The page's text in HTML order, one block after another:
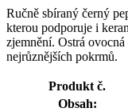
Ručně sbíraný černý
kterou podporuje i
zjemnění. Ostrá
nejrůznějších pokrmů.
Produkt č.
Obsah: